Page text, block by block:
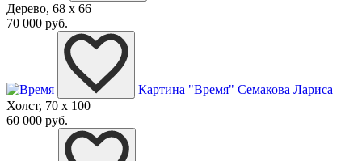
Дерево, 68 x 66
70 000 руб.
Картина "Время" Семакова Лариса
Холст, 70 x 100
60 000 руб.